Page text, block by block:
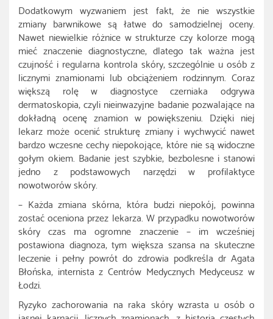
Dodatkowym wyzwaniem jest fakt, że nie wszystkie
zmiany barwnikowe są łatwe do samodzielnej oceny.
Nawet niewielkie różnice w strukturze czy kolorze mogą
mieć znaczenie diagnostyczne, dlatego tak ważna jest
czujność i regularna kontrola skóry, szczególnie u osób z
licznymi znamionami lub obciążeniem rodzinnym. Coraz
większą rolę w diagnostyce czerniaka odgrywa
dermatoskopia, czyli nieinwazyjne badanie pozwalające na
dokładną ocenę znamion w powiększeniu. Dzięki niej
lekarz może ocenić strukturę zmiany i wychwycić nawet
bardzo wczesne cechy niepokojące, które nie są widoczne
gołym okiem. Badanie jest szybkie, bezbolesne i stanowi
jedno z podstawowych narzędzi w profilaktyce
nowotworów skóry.
– Każda zmiana skórna, która budzi niepokój, powinna
zostać oceniona przez lekarza. W przypadku nowotworów
skóry czas ma ogromne znaczenie – im wcześniej
postawiona diagnoza, tym większa szansa na skuteczne
leczenie i pełny powrót do zdrowia podkreśla dr Agata
Błońska, internista z Centrów Medycznych Medyceusz w
Łodzi.
Ryzyko zachorowania na raka skóry wzrasta u osób o